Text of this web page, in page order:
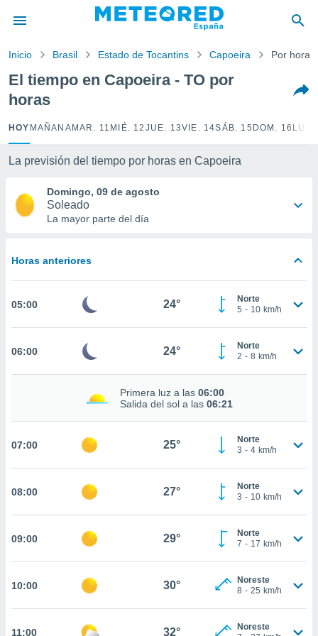
por
para
la
calidad.
a este
las
y
forma
basada
permite
coste.
a la
todas
ya sean
nos
en
perfil
y
Inicio Brasil Estado de Tocantins Capoeira Por horas
El tiempo en Capoeira - TO por
horas
HOY MAÑANA MAR. 11 MIÉ. 12 JUE. 13VIE. 14SÁB. 15 DOM. 16
La previsión del tiempo por horas en Capoeira
Domingo, 09 de agosto
Soleado
La mayor parte del día
Horas anteriores
05:00 24°
Norte
5 - 10 km/h
06:00 24°
Norte
2 - 8 km/h
Primera luz a las 06:00
Salida del sol a las 06:21
07:00 25°
Norte
3 - 4 km/h
08:00 27°
Norte
3 - 10 km/h
09:00 29°
Norte
7 - 17 km/h
10:00 30°
Noreste
8 - 25 km/h
11:00 32°
Noreste